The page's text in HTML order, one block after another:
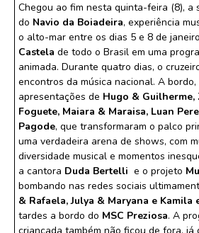
Chegou ao fim nesta quinta-feira (8), a
do Navio da Boiadeira, experiência
o alto-mar entre os dias 5 e 8 de
Castela de todo o Brasil em uma
animada. Durante quatro dias, o
encontros da música nacional. A
apresentações de Hugo & Guilherme,
Foguete, Maiara & Maraisa, Luan
Pagode, que transformaram o palco
uma verdadeira arena de shows, com
diversidade musical e momentos
a cantora Duda Bertelli e o projeto
bombando nas redes sociais
& Rafaela, Julya & Maryana e Kamila
tardes a bordo do MSC Preziosa. A